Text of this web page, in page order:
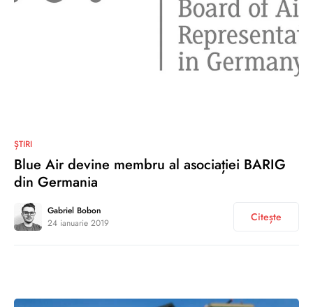
ȘTIRI
Blue Air devine membru al asociației BARIG
din Germania
Gabriel Bobon
24 ianuarie 2019
Citește